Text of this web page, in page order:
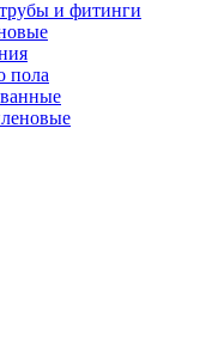
и фитинги
пола